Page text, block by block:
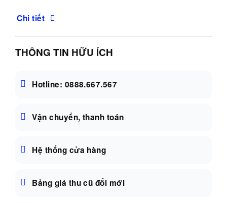
Chi tiết
THÔNG TIN HỮU ÍCH
Hotline: 0888.667.567
Vận chuyển, thanh toán
Hệ thống cửa hàng
Bảng giá thu cũ đổi mới